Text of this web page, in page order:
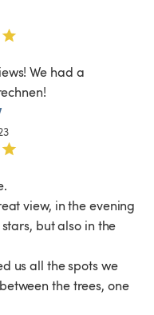
We had a
view, in the evening
but also in the
us all the spots we
the trees, one